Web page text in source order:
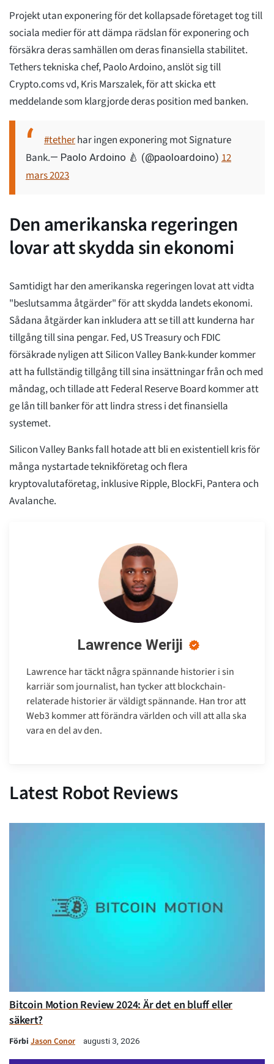
Projekt utan exponering för det kollapsade företaget tog till
sociala medier för att dämpa rädslan för exponering och
försäkra deras samhällen om deras finansiella stabilitet.
Tethers tekniska chef, Paolo Ardoino, anslöt sig till
Crypto.coms vd, Kris Marszalek, för att skicka ett
meddelande som klargjorde deras position med banken.
#tetherhar ingen exponering mot Signature
Bank.— Paolo Ardoino 🍐 (@paoloardoino) 12
mars 2023
Den amerikanska regeringen
lovar att skydda sin ekonomi
Samtidigt har den amerikanska regeringen lovat att vidta
"beslutsamma åtgärder" för att skydda landets ekonomi.
Sådana åtgärder kan inkludera att se till att kunderna har
tillgång till sina pengar. Fed, US Treasury och FDIC
försäkrade nyligen att Silicon Valley Bank-kunder kommer
att ha fullständig tillgång till sina insättningar från och med
måndag, och tillade att Federal Reserve Board kommer att
ge lån till banker för att lindra stress i det finansiella
systemet.
Silicon Valley Banks fall hotade att bli en existentiell kris för
många nystartade teknikföretag och flera
kryptovalutaföretag, inklusive Ripple, BlockFi, Pantera och
Avalanche.
Lawrence Weriji
Lawrence har täckt några spännande historier i sin
karriär som journalist, han tycker att blockchain-
relaterade historier är väldigt spännande. Han tror att
Web3 kommer att förändra världen och vill att alla ska
vara en del av den.
Latest Robot Reviews
Bitcoin Motion Review 2024: Är det en bluff eller
säkert?
Förbi Jason Conor augusti 3, 2026